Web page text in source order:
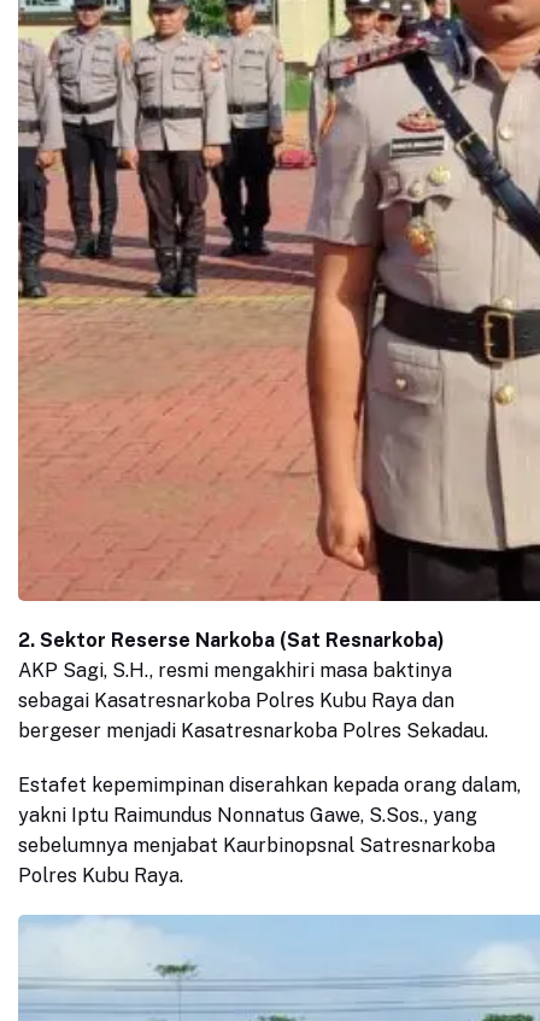
2. Sektor Reserse Narkoba (Sat Resnarkoba)
AKP Sagi, S.H., resmi mengakhiri masa baktinya
sebagai Kasatresnarkoba Polres Kubu Raya dan
bergeser menjadi Kasatresnarkoba Polres Sekadau.
Estafet kepemimpinan diserahkan kepada orang dalam,
yakni Iptu Raimundus Nonnatus Gawe, S.Sos., yang
sebelumnya menjabat Kaurbinopsnal Satresnarkoba
Polres Kubu Raya.